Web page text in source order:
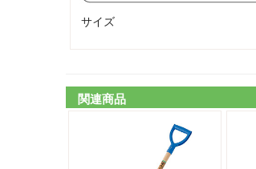
サイズ
関連商品